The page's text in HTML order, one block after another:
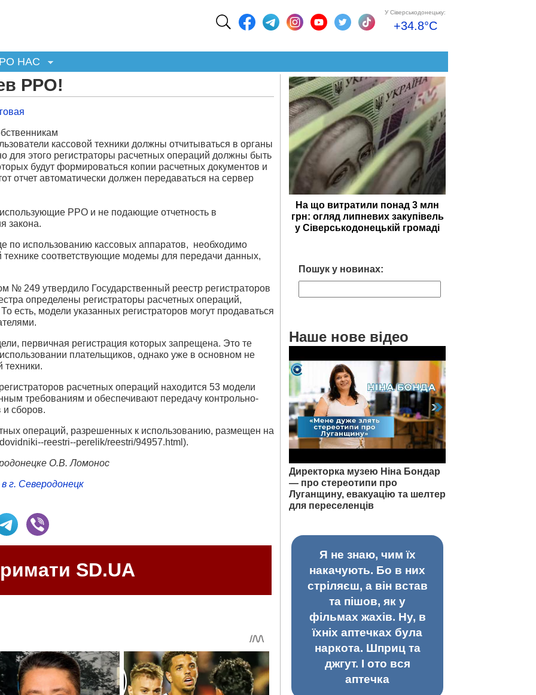
У Сіверськодонецьку:
+34.8°C
НАС
РРО!
кассовой техники должны отчитываться в органы
этого регистраторы расчетных операций должны быть
будут формироваться копии расчетных документов и
отчет автоматически должен передаваться на сервер
РРО и не подающие отчетность в
закона.
по использованию кассовых аппаратов, необходимо
соответствующие модемы для передачи данных,
№ 249 утвердило Государственный реестр регистраторов
определены регистраторы расчетных операций,
есть, модели указанных регистраторов могут продаваться
первичная регистрация которых запрещена. Это те
плательщиков, однако уже в основном не
техники.
расчетных операций находится 53 модели
требованиям и обеспечивают передачу контрольно-
и сборов.
операций, разрешенных к использованию, размещен на
reestri--perelik/reestri/94957.html).
О.В. Ломонос
г. Северодонецк
SD.UA
На що витратили понад 3 млн
грн: огляд липневих закупівель
у Сіверськодонецькій громаді
Пошук у новинах:
Наше нове відео
Директорка музею Ніна Бондар
— про стереотипи про
Луганщину, евакуацію та шелтер
для переселенців
Я не знаю, чим їх
накачують. Бо в них
стріляєш, а він встав
та пішов, як у
фільмах жахів. Ну, в
їхніх аптечках була
наркота. Шприц та
джгут. І ото вся
аптечка